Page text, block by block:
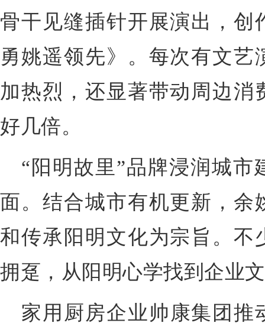
骨干见缝插针开展演出，创
勇姚遥领先》。每次有文
加热烈，还显著带动周边消
好几倍。
“阳明故里”品牌浸润城
面。结合城市有机更新，余
和传承阳明文化为宗旨。不
拥趸，从阳明心学找到企业
家用厨房企业帅康集团推